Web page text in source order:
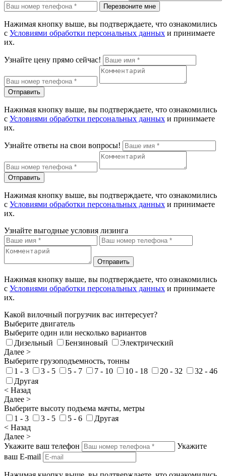
Перезвоните мне
Нажимая кнопку выше, вы подтверждаете, что ознакомились
с Условиями обработки персональных данных и принимаете
их.
Узнайте цену прямо сейчас!
Отправить
Нажимая кнопку выше, вы подтверждаете, что ознакомились
с Условиями обработки персональных данных и принимаете
их.
Узнайте ответы на свои вопросы!
Отправить
Нажимая кнопку выше, вы подтверждаете, что ознакомились
с Условиями обработки персональных данных и принимаете
их.
Узнайте выгодные условия лизинга
Отправить
Нажимая кнопку выше, вы подтверждаете, что ознакомились
с Условиями обработки персональных данных и принимаете
их.
Какой вилочный погрузчик вас интересует?
Выберите двигатель
Выберите один или несколько вариантов
Дизельный
Бензиновый
Электрический
Далее >
Выберите грузоподъемность, тонны
1 - 3
3 - 5 5 - 7 7 - 10 10 - 18 20 - 32
32 - 46
Другая
< Назад
Далее >
Выберите высоту подъема мачты, метры
1 - 3
3 - 5 5 - 6
Другая
< Назад
Далее >
Укажите ваш телефон
Укажите
ваш E-mail